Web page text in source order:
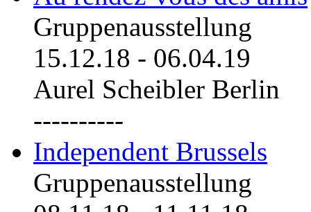
Gruppenausstellung
15.12.18 - 06.04.19
Aurel Scheibler Berlin
----------
Independent Brussels
Gruppenausstellung